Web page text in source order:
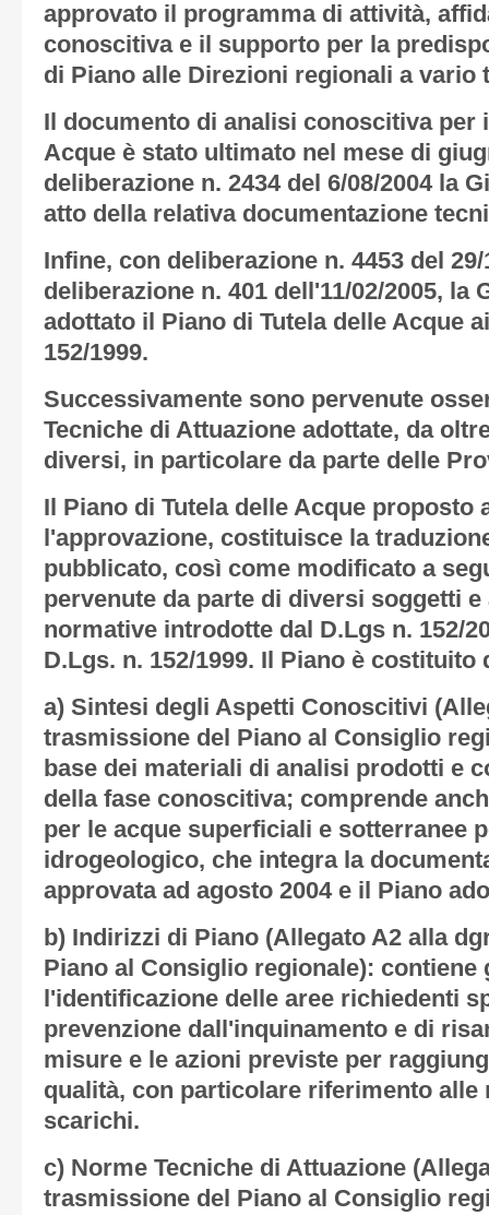
approvato il programma di attività,
conoscitiva e il supporto per la
di Piano alle Direzioni regionali a vario
Il documento di analisi conoscitiva per
Acque è stato ultimato nel mese di
deliberazione n. 2434 del 6/08/2004 la
atto della relativa documentazione
Infine, con deliberazione n. 4453 del
deliberazione n. 401 dell'11/02/2005, la
adottato il Piano di Tutela delle Acque
152/1999.
Successivamente sono pervenute
Tecniche di Attuazione adottate, da
diversi, in particolare da parte delle
Il Piano di Tutela delle Acque proposto
l'approvazione, costituisce la
pubblicato, così come modificato a
pervenute da parte di diversi soggetti
normative introdotte dal D.Lgs n. 152/
D.Lgs. n. 152/1999. Il Piano è
a) Sintesi degli Aspetti Conoscitivi
trasmissione del Piano al Consiglio
base dei materiali di analisi prodotti e
della fase conoscitiva; comprende
per le acque superficiali e sotterranee
idrogeologico, che integra la
approvata ad agosto 2004 e il Piano
b) Indirizzi di Piano (Allegato A2 alla
Piano al Consiglio regionale):
l'identificazione delle aree richiedenti
prevenzione dall'inquinamento e di
misure e le azioni previste per
qualità, con particolare riferimento alle
scarichi.
c) Norme Tecniche di Attuazione
trasmissione del Piano al Consiglio